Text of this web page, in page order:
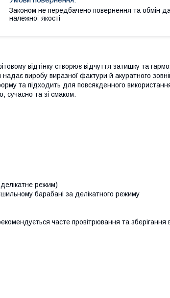
Законом не передбачено повернення та обмін
належної якості
відтінку створює відчуття затишку та
виробу виразної фактури й акуратного
та підходить для повсякденного
сучасно та зі смаком.
режим)
барабані за делікатного режиму
часте провітрювання та зберігання